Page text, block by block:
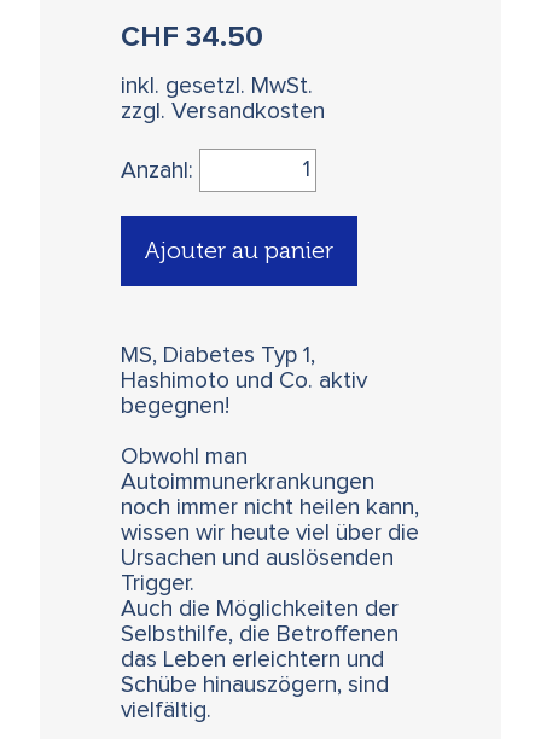
CHF34.50
inkl. gesetzl. MwSt.
zzgl. Versandkosten
Anzahl:
Ajouter au panier
MS, Diabetes Typ 1,
Hashimoto und Co. aktiv
begegnen!
Obwohl man
Autoimmunerkrankungen
noch immer nicht heilen kann,
wissen wir heute viel über die
Ursachen und auslösenden
Trigger.
Auch die Möglichkeiten der
Selbsthilfe, die Betroffenen
das Leben erleichtern und
Schübe hinauszögern, sind
vielfältig.